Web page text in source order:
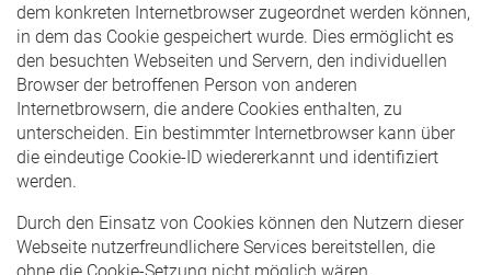
dem konkreten Internetbrowser zugeordnet werden können,
in dem das Cookie gespeichert wurde. Dies ermöglicht es
den besuchten Webseiten und Servern, den individuellen
Browser der betroffenen Person von anderen
Internetbrowsern, die andere Cookies enthalten, zu
unterscheiden. Ein bestimmter Internetbrowser kann über
die eindeutige Cookie-ID wiedererkannt und identifiziert
werden.
Durch den Einsatz von Cookies können den Nutzern dieser
Webseite nutzerfreundlichere Services bereitstellen, die